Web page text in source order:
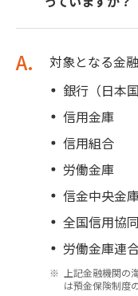
A.
対象となる金
銀行（日本
信用金庫
信用組合
労働金庫
信金中央金
全国信用協
労働金庫連
上記金融機関の
は預金保険制度